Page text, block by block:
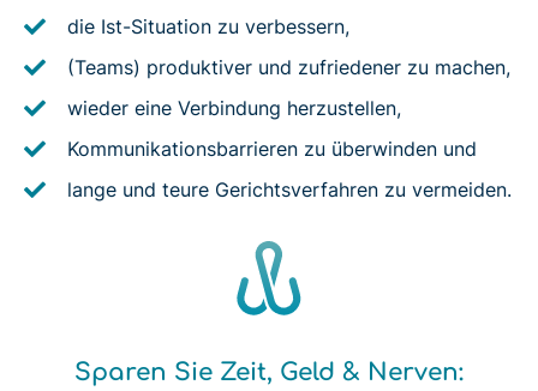
die Ist-Situation zu verbessern,
(Teams) produktiver und zufriedener zu machen,
wieder eine Verbindung herzustellen,
Kommunikationsbarrieren zu überwinden und
lange und teure Gerichtsverfahren zu vermeiden.
Sparen Sie Zeit, Geld & Nerven: